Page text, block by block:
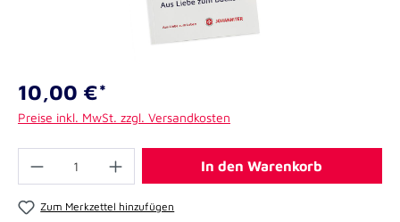
10,00 €*
Preise inkl. MwSt. zzgl. Versandkosten
In den Warenkorb
Zum Merkzettel hinzufügen